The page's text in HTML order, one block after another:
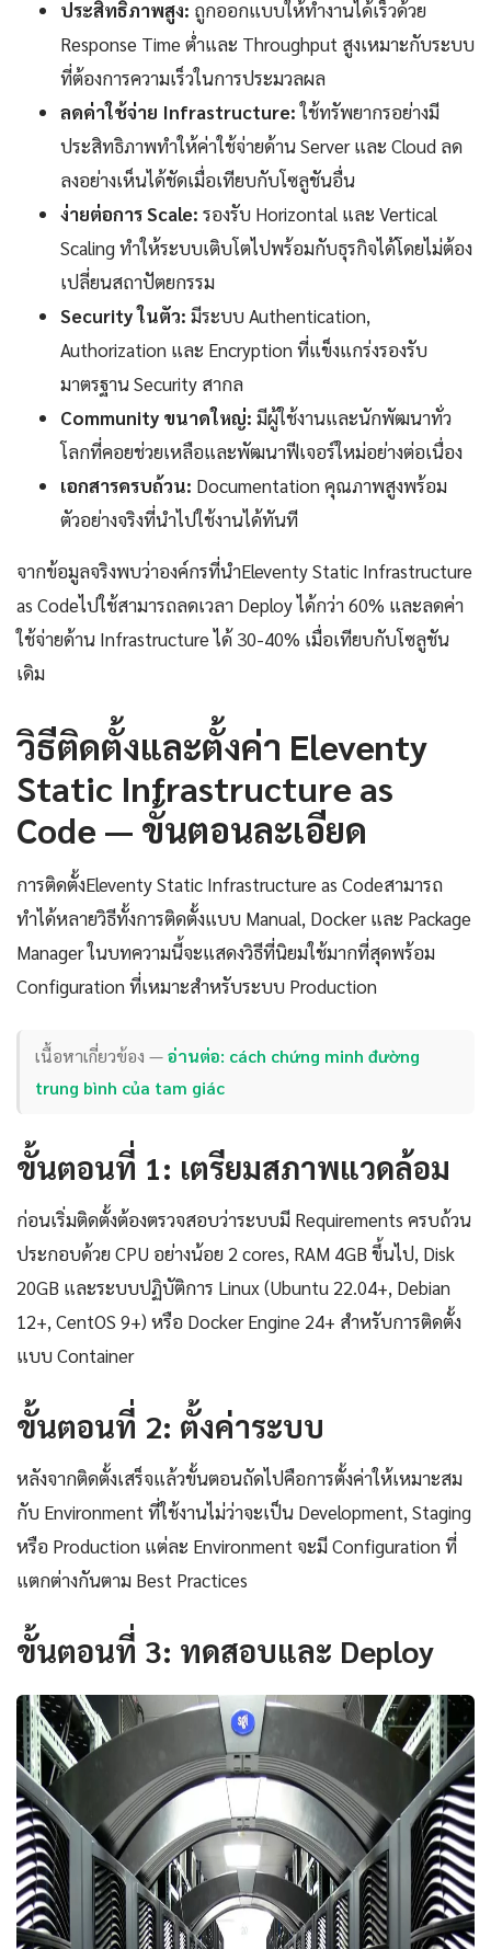
ประสิทธิภาพสูง: ถูกออกแบบให้ทำงานได้เร็วด้วย
Response Time ต่ำและ Throughput สูงเหมาะกับระบบ
ที่ต้องการความเร็วในการประมวลผล
ลดค่าใช้จ่าย Infrastructure:ใช้ทรัพยากรอย่างมี
ประสิทธิภาพทำให้ค่าใช้จ่ายด้าน Server และ Cloud ลด
ลงอย่างเห็นได้ชัดเมื่อเทียบกับโซลูชันอื่น
ง่ายต่อการ Scale: รองรับ Horizontal และ Vertical
Scaling ทำให้ระบบเติบโตไปพร้อมกับธุรกิจได้โดยไม่ต้อง
เปลี่ยนสถาปัตยกรรม
Security ในตัว: มีระบบ Authentication,
Authorization และ Encryption ที่แข็งแกร่งรองรับ
มาตรฐาน Security สากล
Community ขนาดใหญ่: มีผู้ใช้งานและนักพัฒนาทั่ว
โลกที่คอยช่วยเหลือและพัฒนาฟีเจอร์ใหม่อย่างต่อเนื่อง
เอกสารครบถ้วน: Documentation คุณภาพสูงพร้อม
ตัวอย่างจริงที่นำไปใช้งานได้ทันที
จากข้อมูลจริงพบว่าองค์กรที่นำEleventy Static Infrastructure
as Codeไปใช้สามารถลดเวลา Deploy ได้กว่า 60% และลดค่า
ใช้จ่ายด้าน Infrastructure ได้ 30-40% เมื่อเทียบกับโซลูชัน
เดิม
วิธีติดตั้งและตั้งค่า Eleventy
Static Infrastructure as
Code — ขั้นตอนละเอียด
การติดตั้งEleventy Static Infrastructure as Codeสามารถ
ทำได้หลายวิธีทั้งการติดตั้งแบบ Manual, Docker และ Package
Manager ในบทความนี้จะแสดงวิธีที่นิยมใช้มากที่สุดพร้อม
Configuration ที่เหมาะสำหรับระบบ Production
เนื้อหาเกี่ยวข้อง —อ่านต่อ: cách chứng minh đường
trung bình của tam giác
ขั้นตอนที่ 1: เตรียมสภาพแวดล้อม
ก่อนเริ่มติดตั้งต้องตรวจสอบว่าระบบมี Requirements ครบถ้วน
ประกอบด้วย CPU อย่างน้อย 2 cores, RAM 4GB ขึ้นไป, Disk
20GB และระบบปฏิบัติการ Linux (Ubuntu 22.04+, Debian
12+, CentOS 9+) หรือ Docker Engine 24+ สำหรับการติดตั้ง
แบบ Container
ขั้นตอนที่ 2: ตั้งค่าระบบ
หลังจากติดตั้งเสร็จแล้วขั้นตอนถัดไปคือการตั้งค่าให้เหมาะสม
กับ Environment ที่ใช้งานไม่ว่าจะเป็น Development, Staging
หรือ Production แต่ละ Environment จะมี Configuration ที่
แตกต่างกันตาม Best Practices
ขั้นตอนที่ 3: ทดสอบและ Deploy